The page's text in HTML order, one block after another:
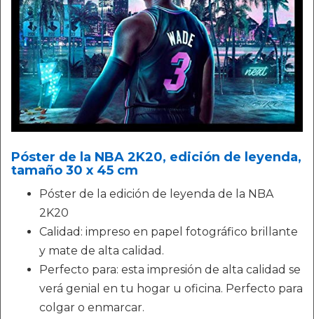
Póster de la NBA 2K20, edición de leyenda,
tamaño 30 x 45 cm
Póster de la edición de leyenda de la NBA
2K20
Calidad: impreso en papel fotográfico brillante
y mate de alta calidad.
Perfecto para: esta impresión de alta calidad se
verá genial en tu hogar u oficina. Perfecto para
colgar o enmarcar.